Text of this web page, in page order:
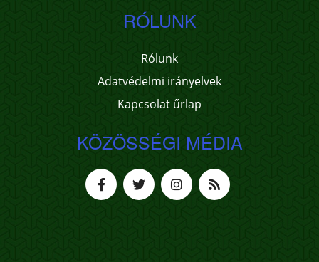
RÓLUNK
Rólunk
Adatvédelmi irányelvek
Kapcsolat űrlap
KÖZÖSSÉGI MÉDIA